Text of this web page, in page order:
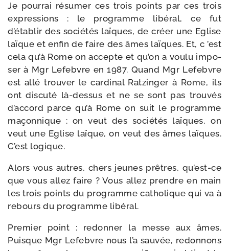
Je pour­rai résu­mer ces trois points par ces trois
expres­sions : le pro­gramme libé­ral, ce fut
d’établir des socié­tés laïques, de créer une Eglise
laïque et enfin de faire des âmes laïques. Et, c ’est
cela qu’à Rome on accepte et qu’on a vou­lu impo­
ser à Mgr Lefebvre en 1987. Quand Mgr Lefebvre
est allé trou­ver le car­di­nal Ratzinger à Rome, ils
ont dis­cu­té là-​dessus et ne se sont pas trou­vés
d’accord parce qu’à Rome on suit le pro­gramme
maçon­nique : on veut des socié­tés laïques, on
veut une Eglise laïque, on veut des âmes laïques.
C’est logique.
Alors vous autres, chers jeunes prêtres, qu’est-ce
que vous allez faire ? Vous allez prendre en main
les trois points du pro­gramme catho­lique qui va à
rebours du pro­gramme libéral.
Premier point : redon­ner la messe aux âmes.
Puisque Mgr Lefebvre nous l’a sau­vée, redon­nons